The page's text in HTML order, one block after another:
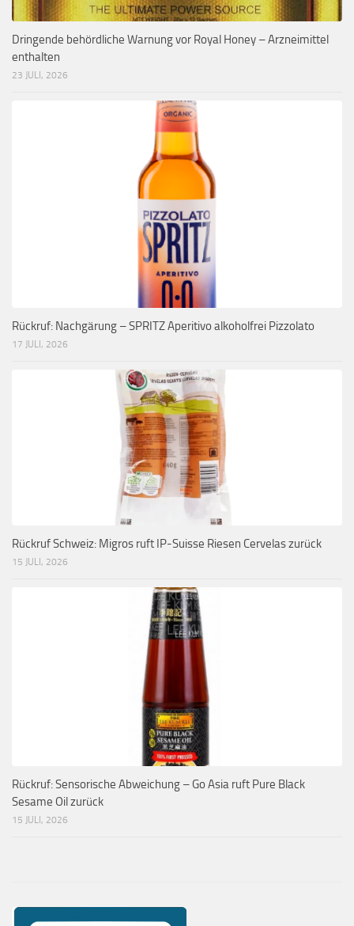
Dringende behördliche Warnung vor Royal Honey – Arzneimittel
enthalten
23 JULI, 2026
Rückruf: Nachgärung – SPRITZ Aperitivo alkoholfrei Pizzolato
17 JULI, 2026
Rückruf Schweiz: Migros ruft IP-Suisse Riesen Cervelas zurück
15 JULI, 2026
Rückruf: Sensorische Abweichung – Go Asia ruft Pure Black
Sesame Oil zurück
15 JULI, 2026